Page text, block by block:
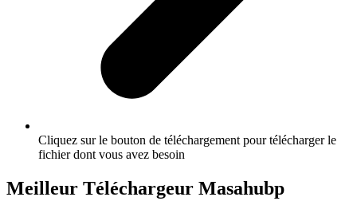
Cliquez sur le bouton de téléchargement pour télécharger le
fichier dont vous avez besoin
Meilleur Téléchargeur Masahubp